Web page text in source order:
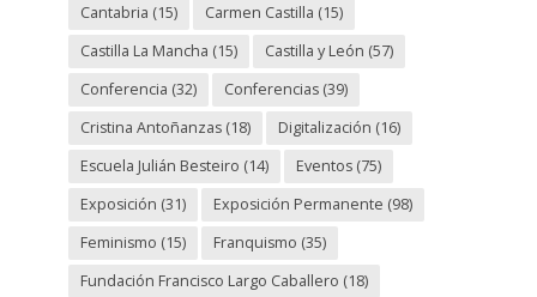
Cantabria (15) Carmen Castilla (15)
Castilla La Mancha (15) Castilla y León (57)
Conferencia (32) Conferencias(39)
Cristina Antoñanzas(18) Digitalización (16)
Escuela Julián Besteiro (14) Eventos(75)
Exposición (31) Exposición Permanente (98)
Feminismo (15) Franquismo (35)
Fundación Francisco Largo Caballero (18)